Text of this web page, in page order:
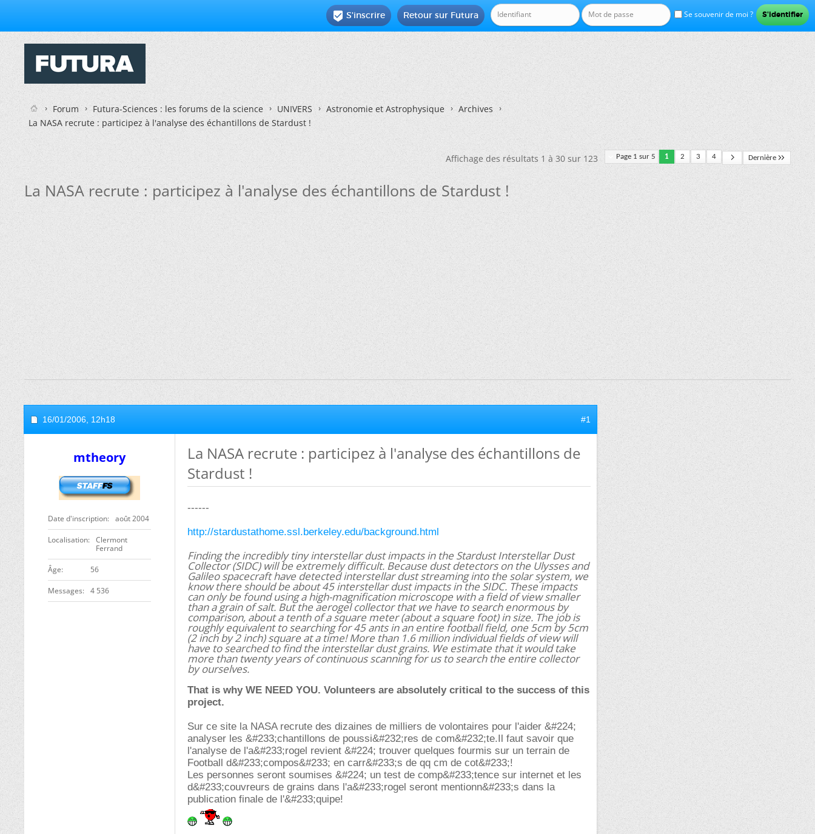
Se souvenir de moi ?
Retour sur Futura
 S'inscrire
Forum Futura-Sciences : les forums de la science UNIVERS Astronomie et Astrophysique
Archives
La NASA recrute : participez à l'analyse des échantillons de Stardust !
Page 1 sur 5 1 2 3 4 Dernière
Affichage des résultats 1 à 30 sur 123
La NASA recrute : participez à l'analyse des échantillons de Stardust !
16/01/2006, 12h18 #1
mtheory
Date d'inscription août 2004
Localisation
Clermont
Ferrand
ge 56
Messages 4 536
La NASA recrute : participez à l'analyse des échantillons de
Stardust !
------
http://stardustathome.ssl.berkeley.edu/background.html
Finding the incredibly tiny interstellar dust impacts in the Stardust Interstellar Dust
Collector (SIDC) will be extremely difficult. Because dust detectors on the Ulysses and
Galileo spacecraft have detected interstellar dust streaming into the solar system, we
know there should be about 45 interstellar dust impacts in the SIDC. These impacts
can only be found using a high-magnification microscope with a field of view smaller
than a grain of salt. But the aerogel collector that we have to search enormous by
comparison, about a tenth of a square meter (about a square foot) in size. The job is
roughly equivalent to searching for 45 ants in an entire football field, one 5cm by 5cm
(2 inch by 2 inch) square at a time! More than 1.6 million individual fields of view will
have to searched to find the interstellar dust grains. We estimate that it would take
more than twenty years of continuous scanning for us to search the entire collector
by ourselves.
That is why WE NEED YOU. Volunteers are absolutely critical to the success of this
project.
Sur ce site la NASA recrute des dizaines de milliers de volontaires pour l'aider &#224;
analyser les &#233;chantillons de poussi&#232;res de com&#232;te.Il faut savoir que
l'analyse de l'a&#233;rogel revient &#224; trouver quelques fourmis sur un terrain de
Football d&#233;compos&#233; en carr&#233;s de qq cm de cot&#233;!
Les personnes seront soumises &#224; un test de comp&#233;tence sur internet et les
d&#233;couvreurs de grains dans l'a&#233;rogel seront mentionn&#233;s dans la
publication finale de l'&#233;quipe!